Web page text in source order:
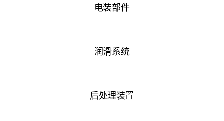
电装部件
润滑系统
后处理装置